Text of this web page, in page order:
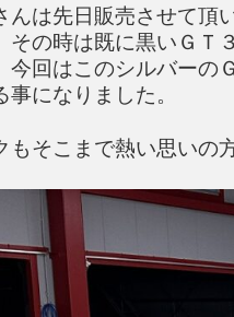
んは先日販売させて頂
その時は既に黒いＧＴ
今回はこのシルバーの
事になりました。
もそこまで熱い思いの